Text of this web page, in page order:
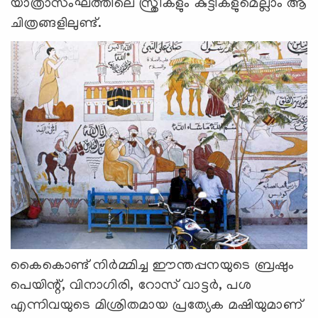
യാത്രാസംഘത്തിലെ സ്ത്രീകളും കുട്ടികളുമെല്ലാം ആ
ചിത്രങ്ങളിലുണ്ട്.
കൈകൊണ്ട് നിർമ്മിച്ച ഈന്തപ്പനയുടെ ബ്രഷും
പെയിന്റ്, വിനാഗിരി, റോസ് വാട്ടർ, പശ
എന്നിവയുടെ മിശ്രിതമായ പ്രത്യേക മഷിയുമാണ്